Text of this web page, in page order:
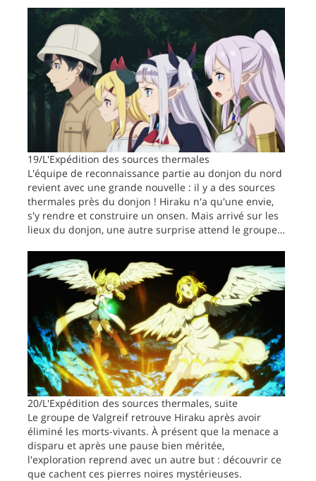
19/L'Expédition des sources thermales
L'équipe de reconnaissance partie au donjon du nord
revient avec une grande nouvelle : il y a des sources
thermales près du donjon ! Hiraku n'a qu'une envie,
s'y rendre et construire un onsen. Mais arrivé sur les
lieux du donjon, une autre surprise attend le groupe…
20/L'Expédition des sources thermales, suite
Le groupe de Valgreif retrouve Hiraku après avoir
éliminé les morts-vivants. À présent que la menace a
disparu et après une pause bien méritée,
l'exploration reprend avec un autre but : découvrir ce
que cachent ces pierres noires mystérieuses.